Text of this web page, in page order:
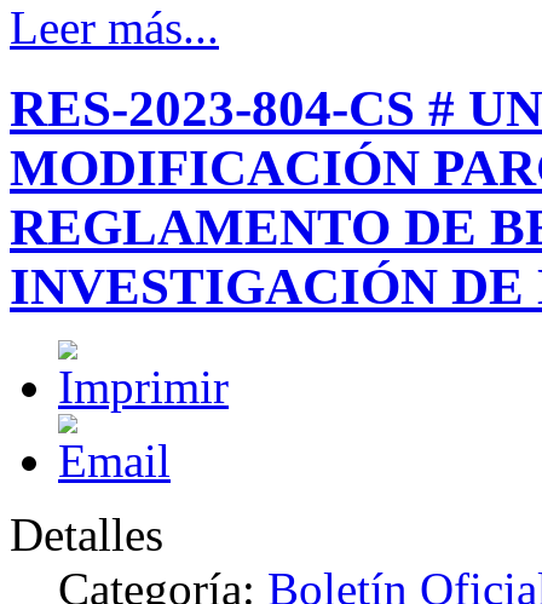
Leer más...
RES-2023-804-CS #
MODIFICACIÓN
REGLAMENTO DE
INVESTIGACIÓN
Detalles
Categoría: Boletín